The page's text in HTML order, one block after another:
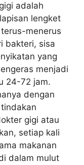
adalah
lengket
menerus
bakteri, sisa
yang
menjadi
24-72 jam.
dengan
gigi atau
setiap kali
makanan
dalam mulut